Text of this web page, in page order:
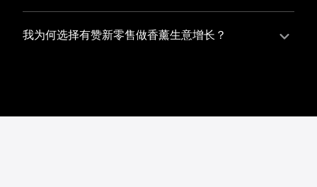
有赞新零售作为业内领先的一站式解决方案，整合线上
线下渠道、提供多样化店铺搭建、会员营销和大数据分
我为何选择有赞新零售做香薰生意增长？